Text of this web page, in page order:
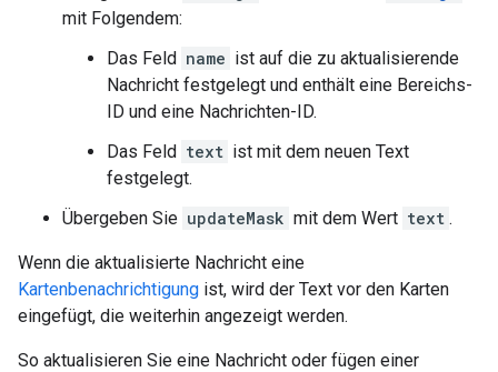
mit Folgendem:
Das Feld name ist auf die zu aktualisierende
Nachricht festgelegt und enthält eine Bereichs-
ID und eine Nachrichten-ID.
Das Feld text ist mit dem neuen Text
festgelegt.
Übergeben Sie updateMask mit dem Wert text .
Wenn die aktualisierte Nachricht eine
Kartenbenachrichtigung ist, wird der Text vor den Karten
eingefügt, die weiterhin angezeigt werden.
So aktualisieren Sie eine Nachricht oder fügen einer